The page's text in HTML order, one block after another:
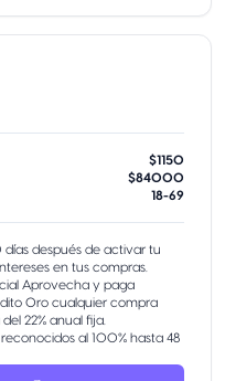
$1150
$84000
18-69
días después de activar tu
en tus compras.
Aprovecha y paga
Oro cualquier compra
22% anual fija.
al 100% hasta 48
cerca de ti, filtra lo que